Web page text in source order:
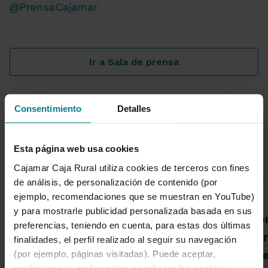
Consentimiento Detalles
Esta página web usa cookies
Cajamar Caja Rural utiliza cookies de terceros con fines
de análisis, de personalización de contenido (por
ejemplo, recomendaciones que se muestran en YouTube)
y para mostrarle publicidad personalizada basada en sus
preferencias, teniendo en cuenta, para estas dos últimas
finalidades, el perfil realizado al seguir su navegación
(por ejemplo, páginas visitadas). Puede aceptar,
@PrensaCajamar
Ir a Sala de prensa
Noticias destacadas
Grupo Cajamar gana 193
millones, un 8,5 % más, en
el primer semestre por el
crecimiento de la
Una
Cajamar
habrá más